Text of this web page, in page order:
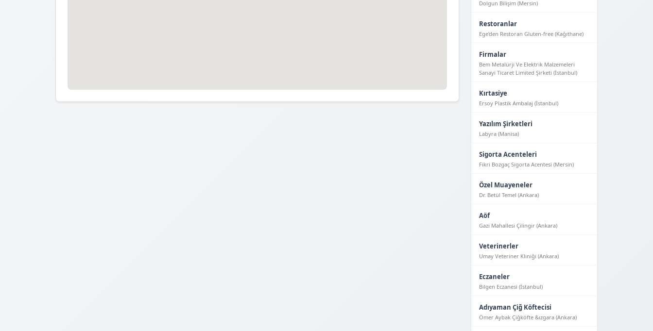
Dolgun Bilişim (Mersin)
Restoranlar
Ege'den Restoran Gluten-free (Kağıthane)
Firmalar
Bem Metalürji Ve Elektrik Malzemeleri
Sanayi Ticaret Limited Şirketi (İstanbul)
Kırtasiye
Ersoy Plastik Ambalaj (İstanbul)
Yazılım Şirketleri
Labyra (Manisa)
Sigorta Acenteleri
Fikri Bozgaç Sigorta Acentesi (Mersin)
Özel Muayeneler
Dr. Betül Temel (Ankara)
Aöf
Gazi Mahallesi Çilingir (Ankara)
Veterinerler
Umay Veteriner Kliniği (Ankara)
Eczaneler
Bilgen Eczanesi (İstanbul)
Adıyaman Çiğ Köftecisi
Ömer Aybak Çiğköfte &ızgara (Ankara)